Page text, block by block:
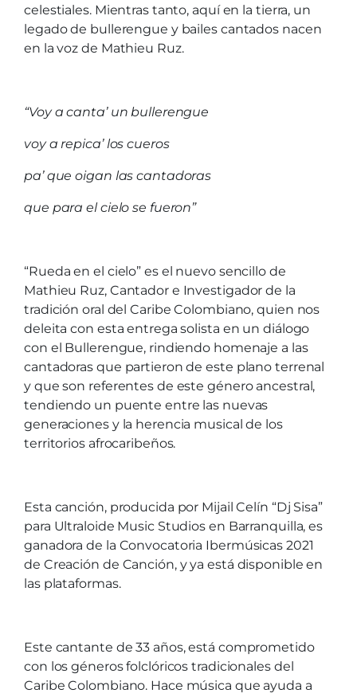
celestiales. Mientras tanto, aquí en la tierra, un
legado de bullerengue y bailes cantados nacen
en la voz de Mathieu Ruz.
“Voy a canta’ un bullerengue
voy a repica’ los cueros
pa’ que oigan las cantadoras
que para el cielo se fueron”
“Rueda en el cielo” es el nuevo sencillo de
Mathieu Ruz, Cantador e Investigador de la
tradición oral del Caribe Colombiano, quien nos
deleita con esta entrega solista en un diálogo
con el Bullerengue, rindiendo homenaje a las
cantadoras que partieron de este plano terrenal
y que son referentes de este género ancestral,
tendiendo un puente entre las nuevas
generaciones y la herencia musical de los
territorios afrocaribeños.
Esta canción, producida por Mijail Celín “Dj Sisa”
para Ultraloide Music Studios en Barranquilla, es
ganadora de la Convocatoria Ibermúsicas 2021
de Creación de Canción, y ya está disponible en
las plataformas.
Este cantante de 33 años, está comprometido
con los géneros folclóricos tradicionales del
Caribe Colombiano. Hace música que ayuda a